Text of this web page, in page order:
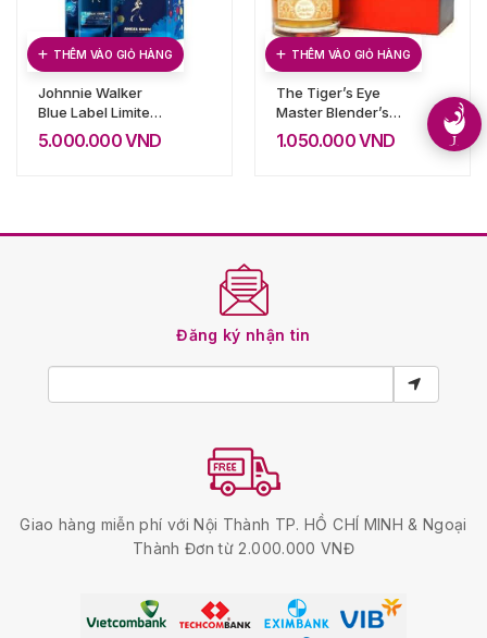
THÊM VÀO GIỎ HÀNG
Johnnie Walker
Blue Label Limited
– Hộp Quà Tết
2023
5.000.000VND
THÊM VÀO GIỎ HÀNG
The Tiger’s Eye
Master Blender’s
Craft
1.050.000VND
Đăng ký nhận tin
Giao hàng miễn phí với Nội Thành TP. HỒ CHÍ MINH & Ngoại
Thành Đơn từ 2.000.000 VNĐ